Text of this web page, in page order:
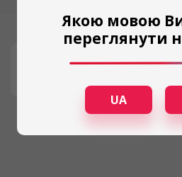
Якою мовою
переглянути
UA